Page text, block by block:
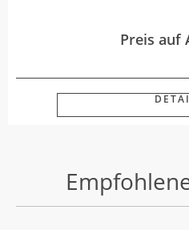
Preis auf